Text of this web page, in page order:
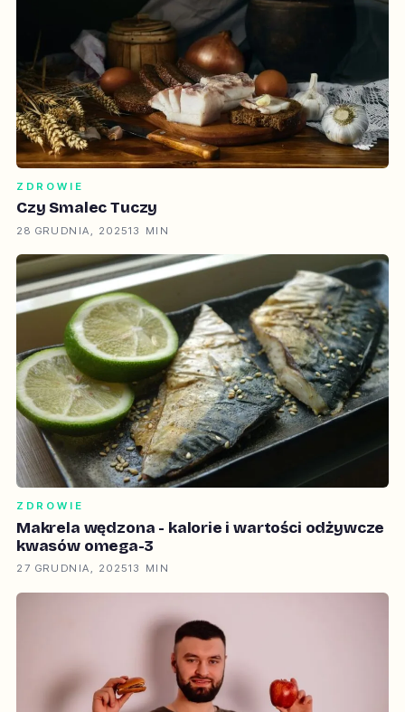
ZDROWIE
Czy Smalec Tuczy
28 GRUDNIA, 202513 MIN
ZDROWIE
Makrela wędzona - kalorie i wartości odżywcze
kwasów omega-3
27 GRUDNIA, 202513 MIN